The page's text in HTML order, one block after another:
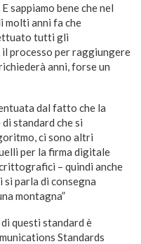
E sappiamo bene che nel
molti anni fa che
tutti gli
processo per raggiungere
anni, forse un
dal fatto che la
standard che si
ci sono altri
per la firma digitale
– quindi anche
parla di consegna
montagna”
questi standard è
Standards